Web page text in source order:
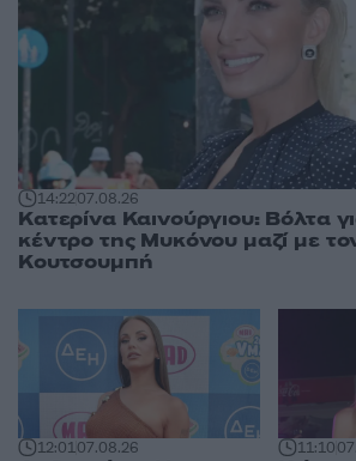
14:2207.08.26
Κατερίνα Καινούργιου: Βόλτα
κέντρο της Μυκόνου μαζί με
Κουτσουμπή
12:0107.08.26 11:10